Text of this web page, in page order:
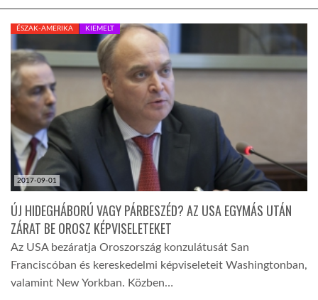
KÖZEL-KELET
AUSZTRÁLIA
A VILÁG ITTHON
GLOBOTV BP
2017-09-01
ÉSZAK-AMERIKA KIEMELT
ÚJ HIDEGHÁBORÚ VAGY PÁRBESZÉD? AZ USA EGYMÁS UTÁN
ZÁRAT BE OROSZ KÉPVISELETEKET
Az USA bezáratja Oroszország konzulátusát San
Franciscóban és kereskedelmi képviseleteit Washingtonban,
valamint New Yorkban. Közben…